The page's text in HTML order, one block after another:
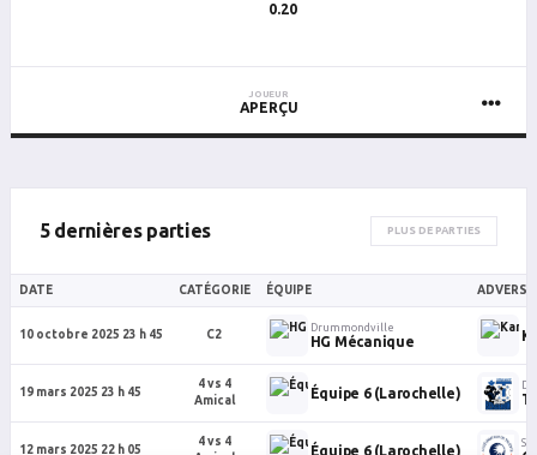
0.20
JOUEUR
APERÇU
5 dernières parties PLUS DE PARTIES
DATE CATÉGORIE ÉQUIPE
10 octobre 2025 23 h 45 C2
Drummondville
HG Mécanique
19 mars 2025 23 h 45
4 vs 4
Amical
Équipe 6 (Larochelle)
12 mars 2025 22 h 05
4 vs 4
Équipe 6 (Larochelle)